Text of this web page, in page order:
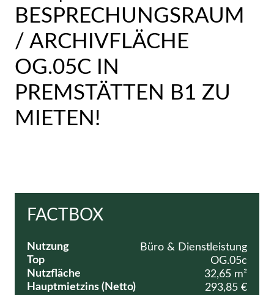
BESPRECHUNGSRAUM
/ ARCHIVFLÄCHE
OG.05C IN
PREMSTÄTTEN B1 ZU
MIETEN!
FACTBOX
Nutzung
Büro & Dienstleistung
Top
OG.05c
Nutzfläche
32,65 m²
Hauptmietzins (Netto)
293,85 €